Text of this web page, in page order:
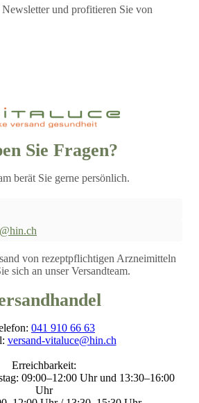
und profitieren Sie von
Sie Fragen?
berät Sie gerne persönlich.
von rezeptpflichtigen Arzneimitteln
sich an unser Versandteam.
041 910 66 63
versand-vitaluce@hin.ch
Erreichbarkeit:
09:00–12:00 Uhr und 13:30–16:00
Uhr